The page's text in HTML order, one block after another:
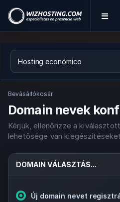
Bevásárlókosár
Domain nevek
Kérjük, ellenőrizze a
lehetősége van
DOMAIN VÁLASZTÁS...
Új domain nevet